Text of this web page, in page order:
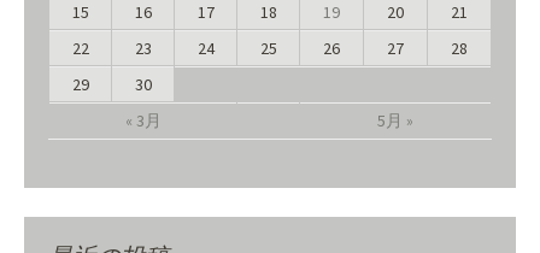
« 3月 5月 »
15
16 17 18 19 20
21
22
23 24 25 26 27
28
29
30